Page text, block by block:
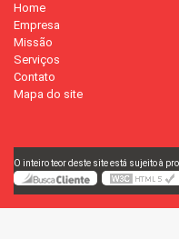
Home
Empresa
Missão
Serviços
Contato
Mapa do site
O inteiro teor deste site está sujeito à